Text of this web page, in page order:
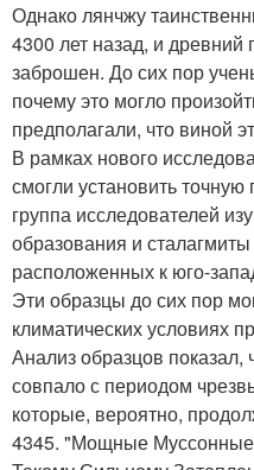
Однако лянчжу
4300 лет назад, и древний
заброшен. До сих пор
почему это могло
предполагали, что виной
В рамках нового
смогли установить
группа исследователей
образования и
расположенных к юго-
Эти образцы до сих пор
климатических условиях
Анализ образцов показал,
совпало с периодом
которые, вероятно,
4345. "Мощные